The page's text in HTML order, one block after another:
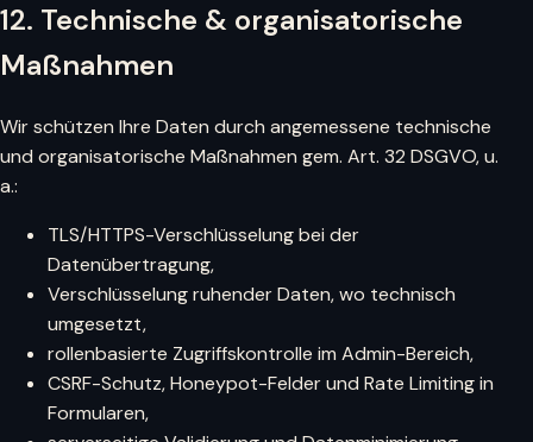
12. Technische & organisatorische
Maßnahmen
Wir schützen Ihre Daten durch angemessene technische
und organisatorische Maßnahmen gem. Art. 32 DSGVO, u.
a.:
TLS/HTTPS-Verschlüsselung bei der
Datenübertragung,
Verschlüsselung ruhender Daten, wo technisch
umgesetzt,
rollenbasierte Zugriffskontrolle im Admin-Bereich,
CSRF-Schutz, Honeypot-Felder und Rate Limiting in
Formularen,